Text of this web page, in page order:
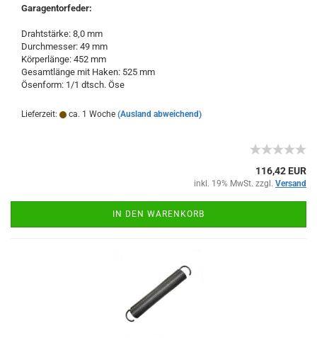
Garagentorfeder:
Drahtstärke: 8,0 mm
Durchmesser: 49 mm
Körperlänge: 452 mm
Gesamtlänge mit Haken: 525 mm
Ösenform: 1/1 dtsch. Öse
Lieferzeit: ca. 1 Woche (Ausland abweichend)
116,42 EUR
inkl. 19% MwSt. zzgl. Versand
IN DEN WARENKORB